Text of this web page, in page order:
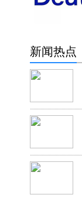
新闻热点